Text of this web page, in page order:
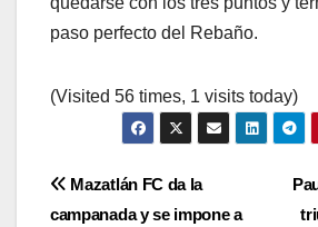
paso perfecto del Rebaño.
(Visited 56 times, 1 visits today)
Navegación
Mazatlán FC da la
campanada y se impone a